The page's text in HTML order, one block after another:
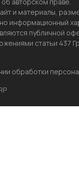
и материалы,
информационный
публичной
статьи 437
обработки